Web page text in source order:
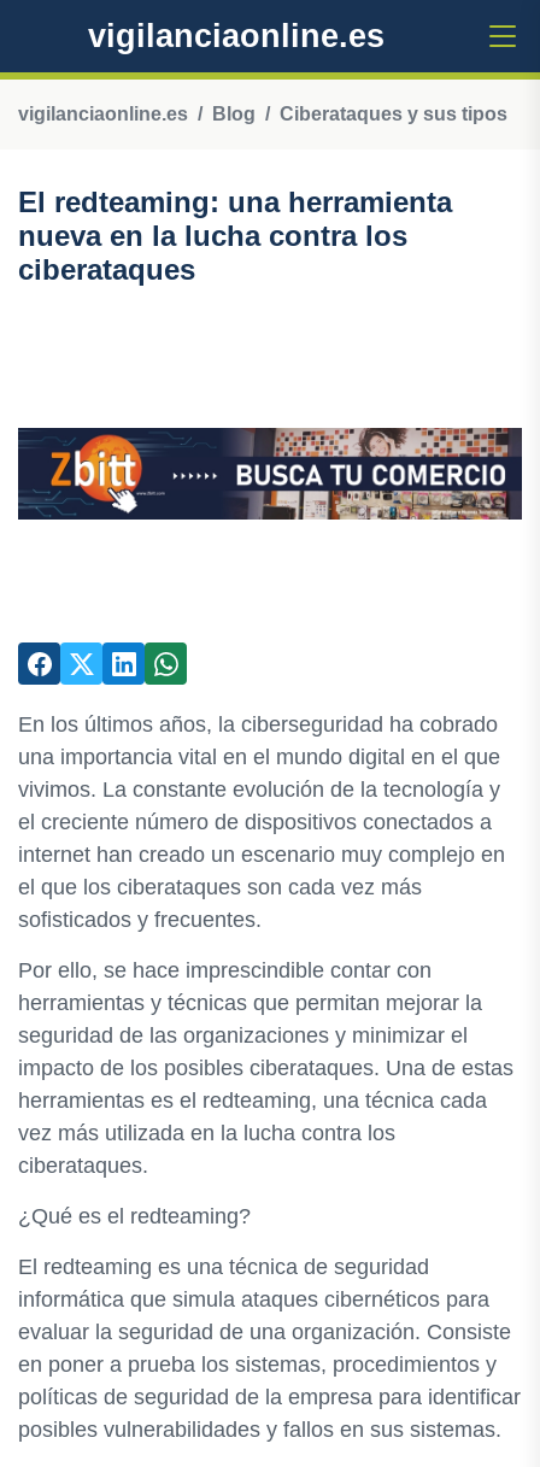
vigilanciaonline.es
vigilanciaonline.es Blog Ciberataques y sus tipos
El redteaming: una herramienta
nueva en la lucha contra los
ciberataques
En los últimos años, la ciberseguridad ha cobrado
una importancia vital en el mundo digital en el que
vivimos. La constante evolución de la tecnología y
el creciente número de dispositivos conectados a
internet han creado un escenario muy complejo en
el que los ciberataques son cada vez más
sofisticados y frecuentes.
Por ello, se hace imprescindible contar con
herramientas y técnicas que permitan mejorar la
seguridad de las organizaciones y minimizar el
impacto de los posibles ciberataques. Una de estas
herramientas es el redteaming, una técnica cada
vez más utilizada en la lucha contra los
ciberataques.
¿Qué es el redteaming?
El redteaming es una técnica de seguridad
informática que simula ataques cibernéticos para
evaluar la seguridad de una organización. Consiste
en poner a prueba los sistemas, procedimientos y
políticas de seguridad de la empresa para identificar
posibles vulnerabilidades y fallos en sus sistemas.